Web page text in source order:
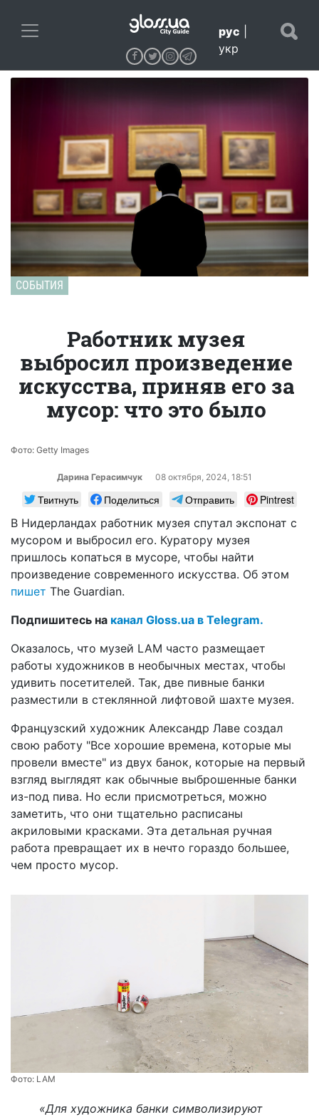
рус
укр
СОБЫТИЯ
Работник музея
выбросил произведение
искусства, приняв его за
мусор: что это было
Фото: Getty Images
Дарина Герасимчук 08 октября, 2024, 18:51
Твитнуть Поделиться Отправить
Pintrest
В Нидерландах работник музея спутал экспонат с
мусором и выбросил его. Куратору музея
пришлось копаться в мусоре, чтобы найти
произведение современного искусства. Об этом
пишет The Guardian.
Подпишитесь на канал Gloss.ua в Telegram.
Оказалось, что музей LAM часто размещает
работы художников в необычных местах, чтобы
удивить посетителей. Так, две пивные банки
разместили в стеклянной лифтовой шахте музея.
Французский художник Александр Лаве создал
свою работу "Все хорошие времена, которые мы
провели вместе" из двух банок, которые на первый
взгляд выглядят как обычные выброшенные банки
из-под пива. Но если присмотреться, можно
заметить, что они тщательно расписаны
акриловыми красками. Эта детальная ручная
работа превращает их в нечто гораздо большее,
чем просто мусор.
Фото: LAM
«Для художника банки символизируют